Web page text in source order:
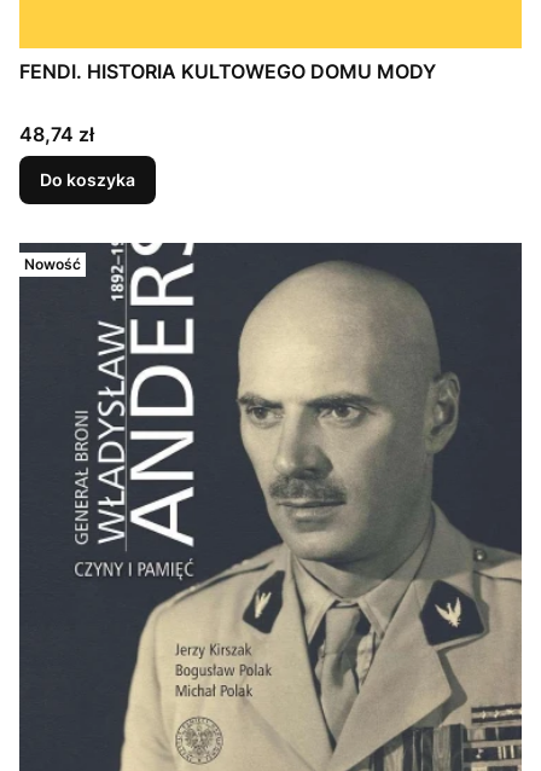
FENDI. HISTORIA KULTOWEGO DOMU MODY
Cena
48,74 zł
Do koszyka
Nowość